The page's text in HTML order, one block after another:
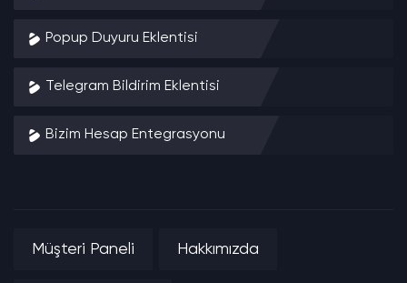
Popup Duyuru Eklentisi
Telegram Bildirim Eklentisi
Bizim Hesap Entegrasyonu
Müşteri Paneli Hakkımızda